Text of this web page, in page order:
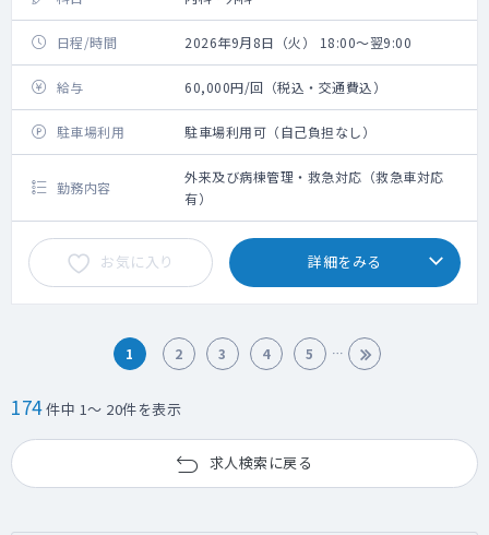
日程/時間 2026年9月8日（火） 18:00～翌9:00
給与 60,000円/回（税込・交通費込）
駐車場利用 駐車場利用可（自己負担なし）
勤務内容
外来及び病棟管理・救急対応（救急車対応
有）
お気に入り 詳細をみる
1 2 3 4 5
174件中 1～ 20件を表示
求人検索に戻る